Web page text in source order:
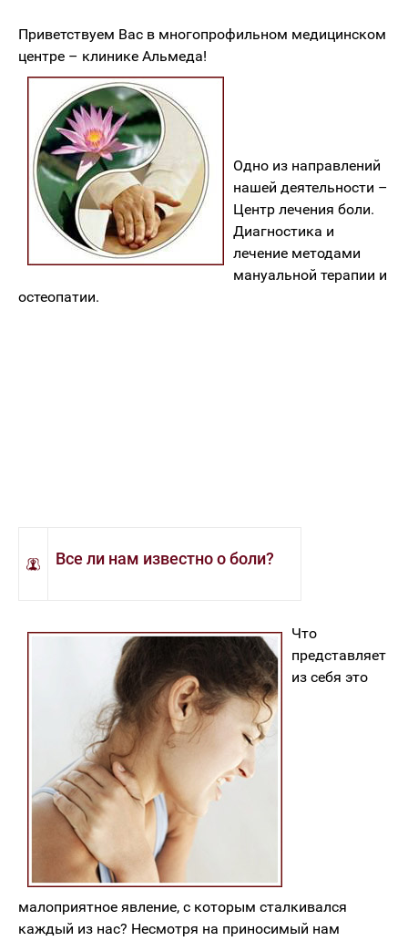
Приветствуем Вас в многопрофильном медицинском
центре – клинике Альмеда!
Одно из направлений
нашей деятельности –
Центр лечения боли.
Диагностика и
лечение методами
мануальной терапии и
остеопатии.
Все ли нам известно о боли?
Что
представляет
из себя это
малоприятное явление, с которым сталкивался
каждый из нас? Несмотря на приносимый нам